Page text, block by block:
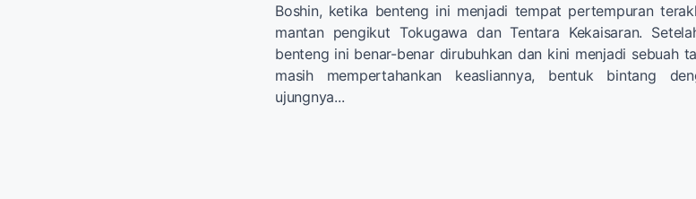
Boshin, ketika benteng ini menjadi tempat pertempuran
mantan pengikut Tokugawa dan Tentara Kekaisaran.
benteng ini benar-benar dirubuhkan dan kini menjadi sebuah
masih mempertahankan keasliannya, bentuk bintang
ujungnya...